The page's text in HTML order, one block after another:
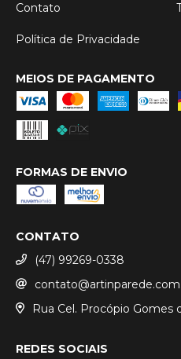
Contato
Política de Privacidade
MEIOS DE PAGAMENTO
FORMAS DE ENVIO
CONTATO
(47) 99269-0338
Rua Cel. Procópio Gomes
REDES SOCIAIS